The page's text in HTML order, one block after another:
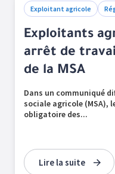
Exploitant agricole
Exploitants
arrêt de
de la MSA
Dans un communiqué
sociale agricole (MSA),
obligatoire des...
Lire la suite